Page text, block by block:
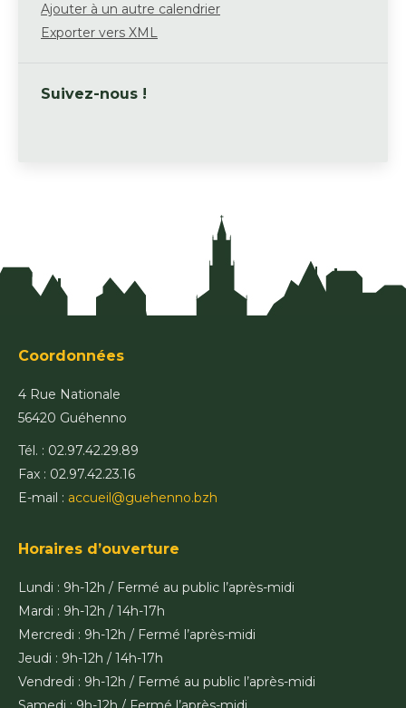
Ajouter à un autre calendrier
Exporter vers XML
Suivez-nous !
Coordonnées
4 Rue Nationale
56420 Guéhenno
Tél. : 02.97.42.29.89
Fax : 02.97.42.23.16
E-mail : accueil@guehenno.bzh
Horaires d’ouverture
Lundi : 9h-12h / Fermé au public l’après-midi
Mardi : 9h-12h / 14h-17h
Mercredi : 9h-12h / Fermé l’après-midi
Jeudi : 9h-12h / 14h-17h
Vendredi : 9h-12h / Fermé au public l’après-midi